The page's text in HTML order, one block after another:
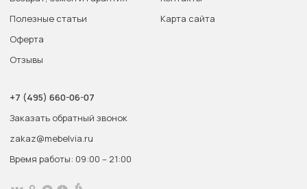
Полезные статьи
Оферта
Отзывы
Карта сайта
+7 (495) 660-06-07
Заказать обратный звонок
zakaz@mebelvia.ru
Время работы: 09:00 – 21:00